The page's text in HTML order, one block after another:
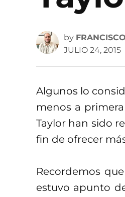
by
JULIO 24, 2015
Algunos lo
menos a
Taylor han sido
fin de ofrecer
Recordemos
estuvo apunto